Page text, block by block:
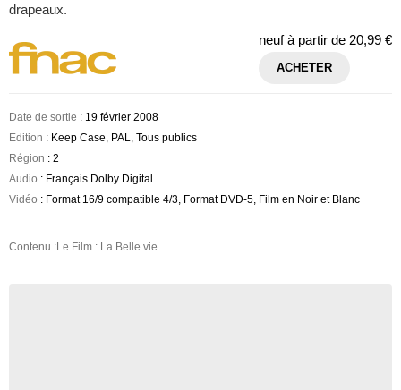
drapeaux.
neuf à partir de 20,99 €
ACHETER
Date de sortie : 19 février 2008
Edition : Keep Case, PAL, Tous publics
Région : 2
Audio : Français Dolby Digital
Vidéo : Format 16/9 compatible 4/3, Format DVD-5, Film en Noir et Blanc
Contenu :Le Film : La Belle vie